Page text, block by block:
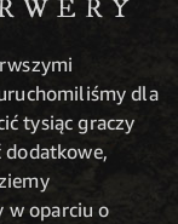
dla
tysiąc graczy
dodatkowe,
w oparciu o